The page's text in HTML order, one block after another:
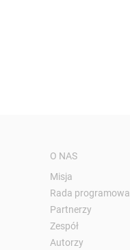
O NAS
Misja
Rada programowa
Partnerzy
Zespół
Autorzy